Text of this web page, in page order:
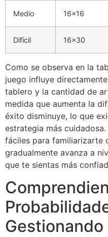
Medio 16×16
Difícil 16×30
Como se observa en la
juego influye
tablero y la cantidad de
medida que aumenta la
éxito disminuye, lo que
estrategia más
fáciles para familiarizarte
gradualmente avanza a
que te sientas más
Gestionando